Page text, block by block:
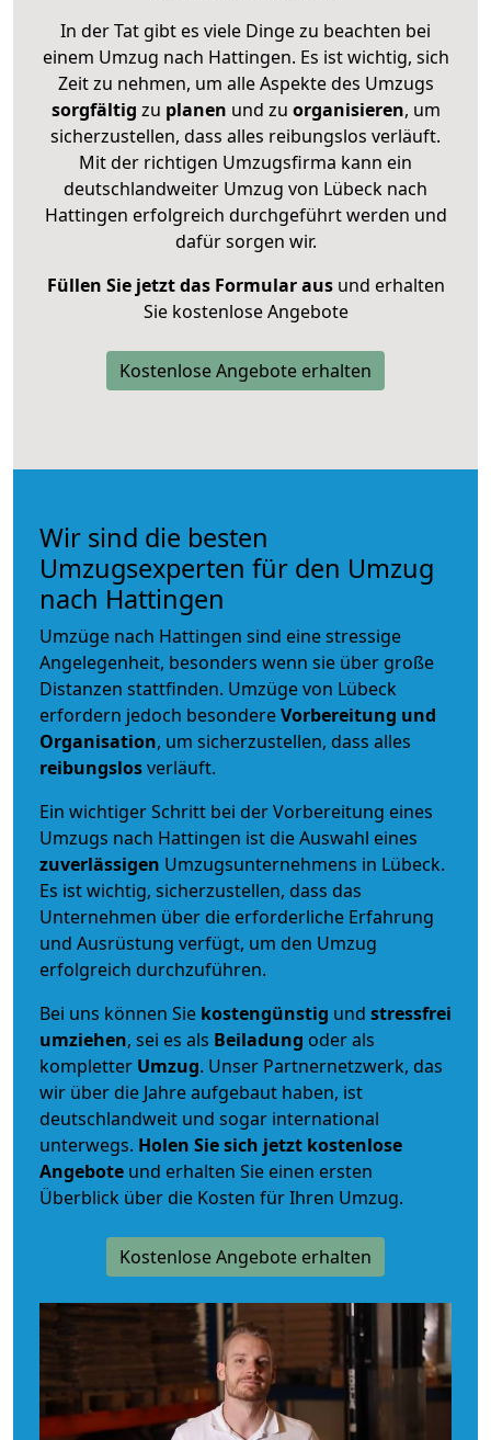
In der Tat gibt es viele Dinge zu beachten bei
einem Umzug nach Hattingen. Es ist wichtig, sich
Zeit zu nehmen, um alle Aspekte des Umzugs
sorgfältig zu planen und zu organisieren, um
sicherzustellen, dass alles reibungslos verläuft.
Mit der richtigen Umzugsfirma kann ein
deutschlandweiter Umzug von Lübeck nach
Hattingen erfolgreich durchgeführt werden und
dafür sorgen wir.
Füllen Sie jetzt das Formular ausund erhalten
Sie kostenlose Angebote
Kostenlose Angebote erhalten
Wir sind die besten
Umzugsexperten für den Umzug
nach Hattingen
Umzüge nach Hattingen sind eine stressige
Angelegenheit, besonders wenn sie über große
Distanzen stattfinden. Umzüge von Lübeck
erfordern jedoch besondereVorbereitung und
Organisation, um sicherzustellen, dass alles
reibungslosverläuft.
Ein wichtiger Schritt bei der Vorbereitung eines
Umzugs nach Hattingen ist die Auswahl eines
zuverlässigen Umzugsunternehmens in Lübeck.
Es ist wichtig, sicherzustellen, dass das
Unternehmen über die erforderliche Erfahrung
und Ausrüstung verfügt, um den Umzug
erfolgreich durchzuführen.
Bei uns können Sie kostengünstig und stressfrei
umziehen, sei es als Beiladung oder als
kompletter Umzug. Unser Partnernetzwerk, das
wir über die Jahre aufgebaut haben, ist
deutschlandweit und sogar international
unterwegs. Holen Sie sich jetzt kostenlose
Angebote und erhalten Sie einen ersten
Überblick über die Kosten für Ihren Umzug.
Kostenlose Angebote erhalten